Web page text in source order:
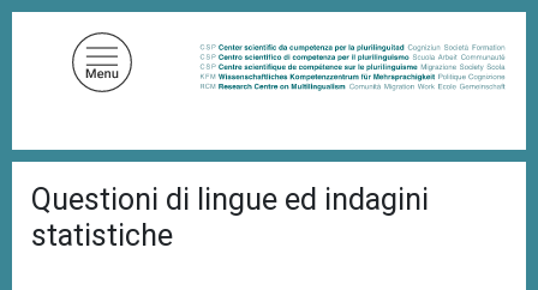
r
i
c
Questioni di lingue ed indagini
statistiche